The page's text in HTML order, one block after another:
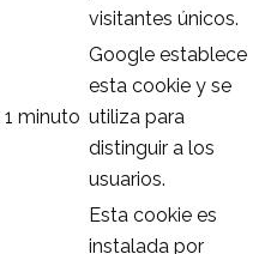
visitantes únicos.
1 minuto
Google establece
esta cookie y se
utiliza para
distinguir a los
usuarios.
Esta cookie es
instalada por